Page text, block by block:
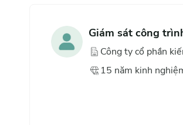
Giám sát công
Công ty cổ phần
15 năm kinh